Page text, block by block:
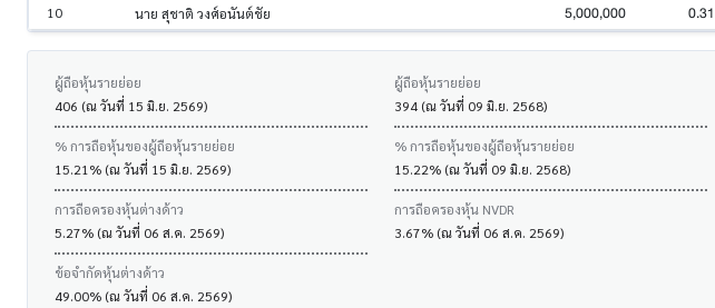
10 นาย สุชาติ วงศ์อนันต์ชัย 5,000,000 0.31
ผู้ถือหุ้นรายย่อย
406 (ณ วันที่ 15 มิ.ย. 2569)
% การถือหุ้นของผู้ถือหุ้นรายย่อย
15.21% (ณ วันที่ 15 มิ.ย. 2569)
การถือครองหุ้นต่างด้าว
5.27% (ณ วันที่ 06 ส.ค. 2569)
ข้อจำกัดหุ้นต่างด้าว
49.00% (ณ วันที่ 06 ส.ค. 2569)
ผู้ถือหุ้นรายย่อย
394 (ณ วันที่ 09 มิ.ย. 2568)
% การถือหุ้นของผู้ถือหุ้นรายย่อย
15.22% (ณ วันที่ 09 มิ.ย. 2568)
การถือครองหุ้น NVDR
3.67% (ณ วันที่ 06 ส.ค. 2569)